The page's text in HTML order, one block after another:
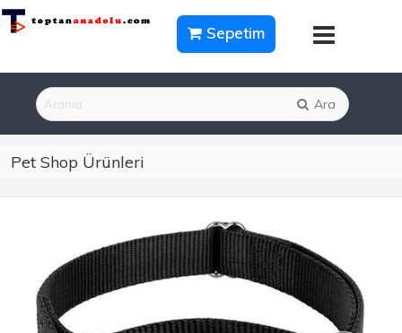
Sepetim
Ara
Pet Shop Ürünleri